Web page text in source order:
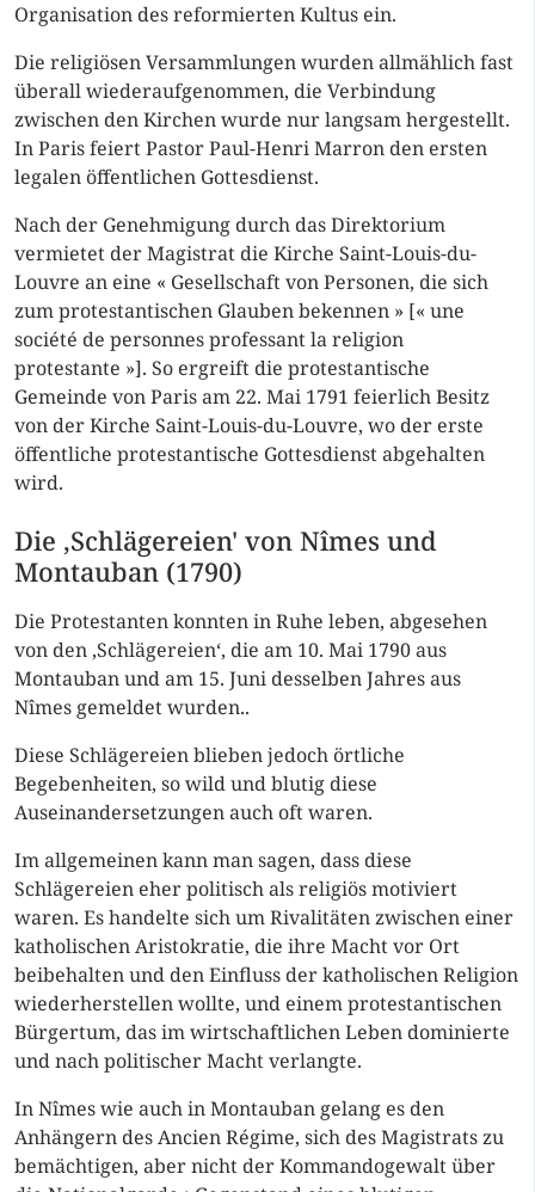
Organisation des reformierten Kultus ein.
Die religiösen Versammlungen wurden allmählich fast
überall wiederaufgenommen, die Verbindung
zwischen den Kirchen wurde nur langsam hergestellt.
In Paris feiert Pastor Paul-Henri Marron den ersten
legalen öffentlichen Gottesdienst.
Nach der Genehmigung durch das Direktorium
vermietet der Magistrat die Kirche Saint-Louis-du-
Louvre an eine « Gesellschaft von Personen, die sich
zum protestantischen Glauben bekennen » [« une
société de personnes professant la religion
protestante »]. So ergreift die protestantische
Gemeinde von Paris am 22. Mai 1791 feierlich Besitz
von der Kirche Saint-Louis-du-Louvre, wo der erste
öffentliche protestantische Gottesdienst abgehalten
wird.
Die ‚Schlägereien' von Nîmes und
Montauban (1790)
Die Protestanten konnten in Ruhe leben, abgesehen
von den ‚Schlägereien‘, die am 10. Mai 1790 aus
Montauban und am 15. Juni desselben Jahres aus
Nîmes gemeldet wurden..
Diese Schlägereien blieben jedoch örtliche
Begebenheiten, so wild und blutig diese
Auseinandersetzungen auch oft waren.
Im allgemeinen kann man sagen, dass diese
Schlägereien eher politisch als religiös motiviert
waren. Es handelte sich um Rivalitäten zwischen einer
katholischen Aristokratie, die ihre Macht vor Ort
beibehalten und den Einfluss der katholischen Religion
wiederherstellen wollte, und einem protestantischen
Bürgertum, das im wirtschaftlichen Leben dominierte
und nach politischer Macht verlangte.
In Nîmes wie auch in Montauban gelang es den
Anhängern des Ancien Régime, sich des Magistrats zu
bemächtigen, aber nicht der Kommandogewalt über